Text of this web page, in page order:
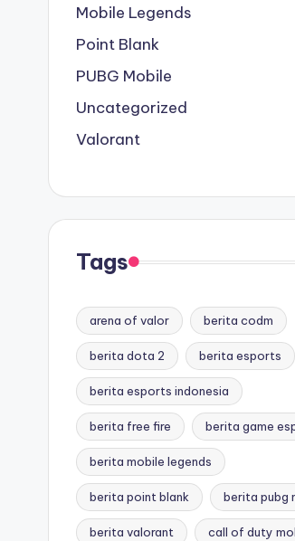
Mobile Legends
Point Blank
PUBG Mobile
Uncategorized
Valorant
Tags
arena of valor berita codm
berita dota 2 berita esports
berita esports indonesia
berita free fire berita game
berita mobile legends
berita point blank berita pubg
berita valorant call of duty